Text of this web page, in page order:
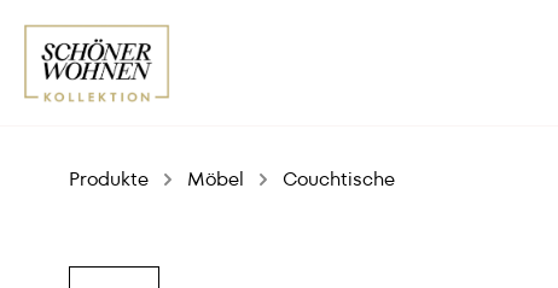
Produkte Möbel Couchtische